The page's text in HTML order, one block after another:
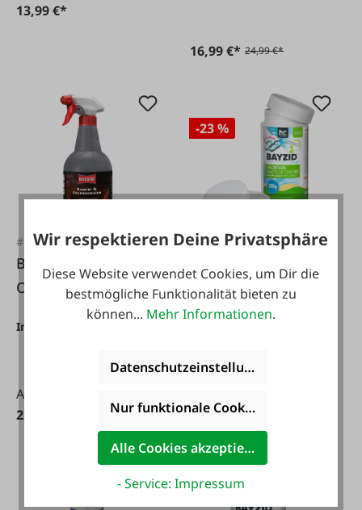
13,99 €*
16,99 €* 24,99 €*
#FA110681
Ballistol Kamin- und
Ofenreiniger 750 ml
Inhalt:
Ab
22,45 €*
-23 %
#FA129990
Chlortabs 1 kg
langsam löslich
-30 %
Wir respektieren Deine Privatsphäre
Diese Website verwendet Cookies, um Dir die
bestmögliche Funktionalität bieten zu
können... Mehr Informationen.
Datenschutzeinstellungen
Nur funktionale Cookies akzeptieren
Alle Cookies akzeptieren
- Service: Impressum